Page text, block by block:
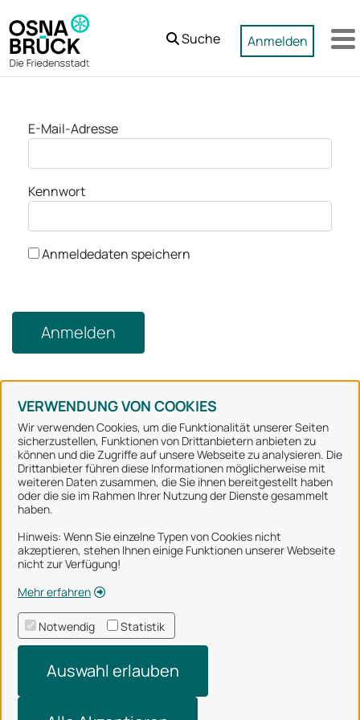
Zum Hauptinhalt springen
VERWENDUNG VON COOKIES
Wir verwenden Cookies, um die Funktionalität unserer Seiten
sicherzustellen, Funktionen von Drittanbietern anbieten zu
können und die Zugriffe auf unsere Webseite zu analysieren. Die
Drittanbieter führen diese Informationen möglicherweise mit
weiteren Daten zusammen, die Sie ihnen bereitgestellt haben
oder die sie im Rahmen Ihrer Nutzung der Dienste gesammelt
haben.
Hinweis: Wenn Sie einzelne Typen von Cookies nicht
akzeptieren, stehen Ihnen einige Funktionen unserer Webseite
nicht zur Verfügung!
Mehr erfahren
Notwendig Statistik
Auswahl erlauben
Suche Anmelden
Anmeldung
E-Mail-Adresse
Kennwort
Anmeldedaten speichern
Anmelden
Stadt Osnabrück
Alle Rechte vorbehalten
Über uns
Impressum
Datenschutzerklärung